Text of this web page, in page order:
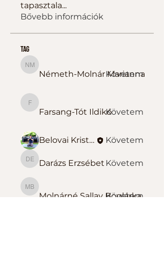
tapasztala...
Bővebb információk
tag
Németh-Molnár Marianna
Németh-Molnár Marianna
Követem
Farsang-Tót Ildikó
Farsang-Tót IldikóKövetem
Belovai Kristóf Sportedző Követem
Darázs Erzsébet
Darázs Erzsébet Követem
Molnárné Sallay Boglárka
Molnárné Sallay Boglárka
Követem